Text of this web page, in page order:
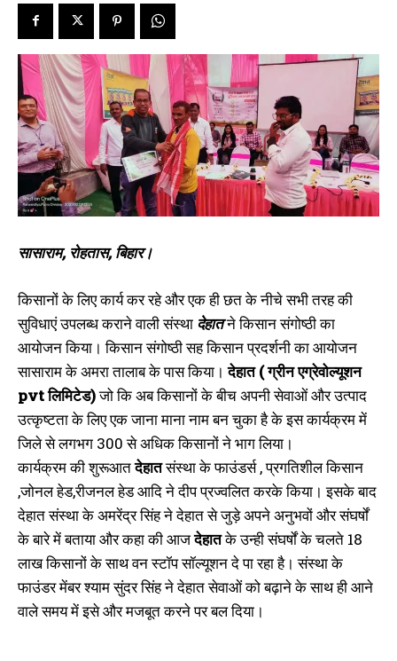
TECH NEWS
TOURISM NEWS
SAHITYA
SEE PRICING
शहीद जगदेव प्रसाद की जयंती पर
आयोजित राजनीतिक एकजुटता रैली रही
ऐतिहासिक
September 5, 2025
In "औरंगाबाद"
पीएनबी रोहतास शाखा के मैनेजर की हुई
विदाई समारोह
June 3, 2022
In "औरंगाबाद"
मौर्या हॉस्पिटल सासाराम में सेवाएं देंगे
पीएमसीएच के कान, नाक और गला रोग
शुभारम्भ
July 20, 2021
सासाराम, रोहतास, बिहार।
किसानों के लिए कार्य कर रहे और एक ही छत के नीचे सभी तरह की
सुविधाएं उपलब्ध कराने वाली संस्था देहातने किसान संगोष्ठी का
आयोजन किया। किसान संगोष्ठी सह किसान प्रदर्शनी का आयोजन
सासाराम के अमरा तालाब के पास किया।देहात ( ग्रीन एग्रेवोल्यूशन
pvt लिमिटेड)जो कि अब किसानों के बीच अपनी सेवाओं और उत्पाद
उत्कृष्टता के लिए एक जाना माना नाम बन चुका है के इस कार्यक्रम में
जिले से लगभग 300 से अधिक किसानों ने भाग लिया।
कार्यक्रम की शुरूआतदेहातसंस्था के फाउंडर्स , प्रगतिशील किसान
,जोनल हेड,रीजनल हेड आदि ने दीप प्रज्वलित करके किया। इसके बाद
देहात संस्था के अमरेंद्र सिंह ने देहात से जुड़े अपने अनुभवों और संघर्षों
के बारे में बताया और कहा की आजदेहातके उन्ही संघर्षों के चलते 18
लाख किसानों के साथ वन स्टॉप सॉल्यूशन दे पा रहा है। संस्था के
फाउंडर मेंबर श्याम सुंदर सिंह ने देहात सेवाओं को बढ़ाने के साथ ही आने
वाले समय में इसे और मजबूत करने पर बल दिया।